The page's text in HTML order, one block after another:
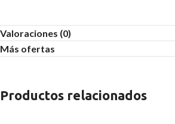
Valoraciones (0)
Más ofertas
Productos relacionados